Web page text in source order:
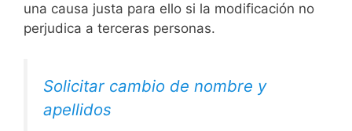
una causa justa para ello si la modificación no
perjudica a terceras personas.
Solicitar cambio de nombre y
apellidos